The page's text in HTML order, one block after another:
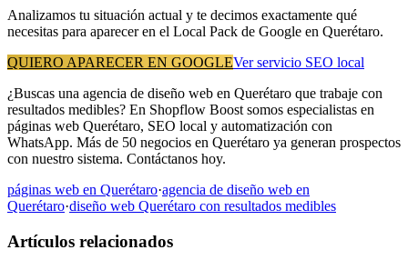
Analizamos tu situación actual y te decimos exactamente qué
necesitas para aparecer en el Local Pack de Google en Querétaro.
QUIERO APARECER EN GOOGLEVer servicio SEO local
¿Buscas una agencia de diseño web en Querétaro que trabaje con
resultados medibles? En Shopflow Boost somos especialistas en
páginas web Querétaro, SEO local y automatización con
WhatsApp. Más de 50 negocios en Querétaro ya generan prospectos
con nuestro sistema. Contáctanos hoy.
páginas web en Querétaro·agencia de diseño web en
Querétaro·diseño web Querétaro con resultados medibles
Artículos relacionados